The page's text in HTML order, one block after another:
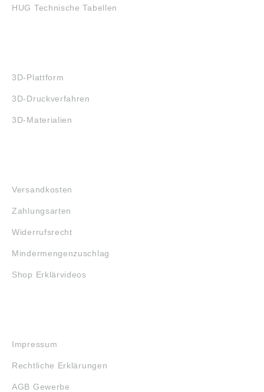
HUG Technische Tabellen
3D-Plattform
3D-Druckverfahren
3D-Materialien
Versandkosten
Zahlungsarten
Widerrufsrecht
Mindermengenzuschlag
Shop Erklärvideos
Impressum
Rechtliche Erklärungen
AGB Gewerbe